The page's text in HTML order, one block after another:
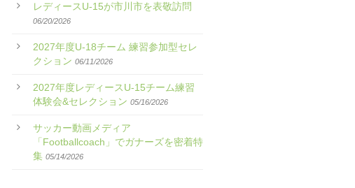
レディースU-15が市川市を表敬訪問
06/20/2026
2027年度U-18チーム 練習参加型セレ
クション 06/11/2026
2027年度レディースU-15チーム練習
体験会&セレクション 05/16/2026
サッカー動画メディア
「Footballcoach」でガナーズを密着特
集 05/14/2026